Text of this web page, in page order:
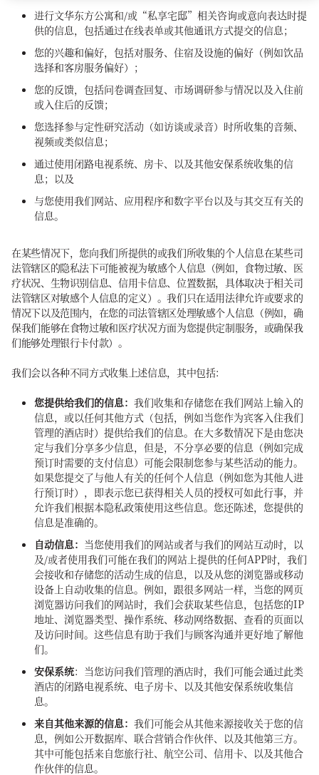
进行文华东方公寓和/或“私享宅邸”相关咨询或意向表达时提
供的信息，包括通过在线表单或其他通讯方式提交的信息；
您的兴趣和偏好，包括对服务、住宿及设施的偏好（例如饮品
选择和客房服务偏好）；
您的反馈，包括问卷调查回复、市场调研参与情况以及入住前
或入住后的反馈；
您选择参与定性研究活动（如访谈或录音）时所收集的音频、
视频或类似信息；
通过使用闭路电视系统、房卡、以及其他安保系统收集的信
息；以及
与您使用我们网站、应用程序和数字平台以及与其交互有关的
信息。
在某些情况下，您向我们所提供的或我们所收集的个人信息在某些司
法管辖区的隐私法下可能被视为敏感个人信息（例如，食物过敏、医
疗状况、生物识别信息、信用卡信息、位置数据，具体取决于相关司
法管辖区对敏感个人信息的定义）。我们只在适用法律允许或要求的
情况下以及范围内，在您的司法管辖区处理敏感个人信息（例如，确
保我们能够在食物过敏和医疗状况方面为您提供定制服务，或确保我
们能够处理银行卡付款）。
我们会以各种不同方式收集上述信息，其中包括：
您提供给我们的信息： 我们收集和存储您在我们网站上输入的
信息，或以任何其他方式（包括，例如当您作为宾客入住我们
管理的酒店时）提供给我们的信息。在大多数情况下是由您决
定与我们分享多少信息，但是，不分享必要的信息（例如完成
预订时需要的支付信息）可能会限制您参与某些活动的能力。
如果您提交了与他人有关的任何个人信息（例如您为其他人进
行预订时），即表示您已获得相关人员的授权可如此行事，并
允许我们根据本隐私政策使用这些信息。您还陈述，您提供的
信息是准确的。
自动信息： 当您使用我们的网站或者与我们的网站互动时，以
及/或者使用我们可能在我们的网站上提供的任何APP时，我们
会接收和存储您的活动生成的信息，以及从您的浏览器或移动
设备上自动收集的信息。例如，跟很多网站一样，当您的网页
浏览器访问我们的网站时，我们会获取某些信息，包括您的IP
地址、浏览器类型、操作系统、移动网络数据、查看的页面以
及访问时间。这些信息有助于我们与顾客沟通并更好地了解他
们。
安保系统：当您访问我们管理的酒店时，我们可能会通过此类
酒店的闭路电视系统、电子房卡、以及其他安保系统收集信
息。
来自其他来源的信息： 我们可能会从其他来源接收关于您的信
息，例如公开数据库、联合营销合作伙伴、以及其他第三方。
其中可能包括来自您旅行社、航空公司、信用卡、以及其他合
作伙伴的信息。